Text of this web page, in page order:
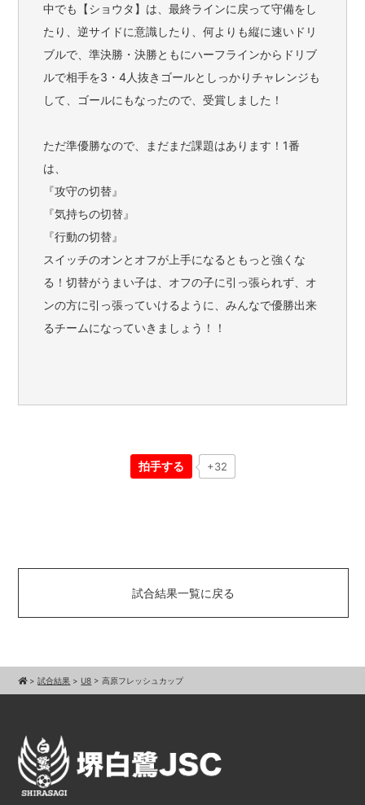
中でも【ショウタ】は、最終ラインに戻って守備をし
たり、逆サイドに意識したり、何よりも縦に速いドリ
ブルで、準決勝・決勝ともにハーフラインからドリブ
ルで相手を3・4人抜きゴールとしっかりチャレンジも
して、ゴールにもなったので、受賞しました！
ただ準優勝なので、まだまだ課題はあります！1番
は、
『攻守の切替』
『気持ちの切替』
『行動の切替』
スイッチのオンとオフが上手になるともっと強くな
る！切替がうまい子は、オフの子に引っ張られず、オ
ンの方に引っ張っていけるように、みんなで優勝出来
るチームになっていきましょう！！
拍手する +32
試合結果一覧に戻る
>試合結果 > U8 >高原フレッシュカップ